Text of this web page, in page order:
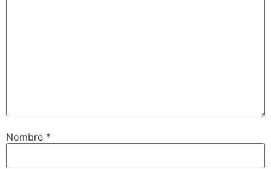
Nombre *